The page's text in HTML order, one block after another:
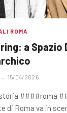
ROMA
a Spazio
15/04/2026
####roma
di Roma va in